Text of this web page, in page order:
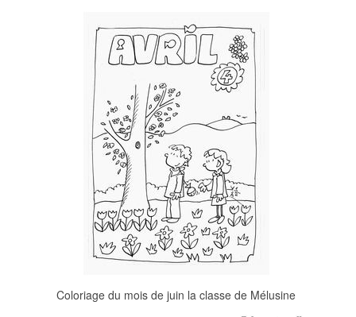
Coloriage du mois de juin la classe de Mélusine